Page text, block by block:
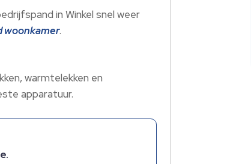
in Winkel snel weer
woonkamer.
warmtelekken en
apparatuur.